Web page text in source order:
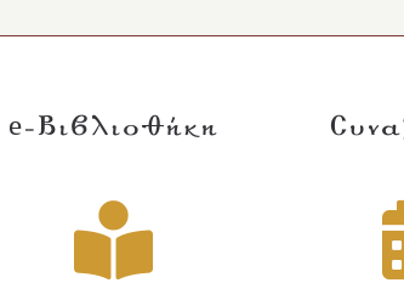
e-Βιβλιοθήκη